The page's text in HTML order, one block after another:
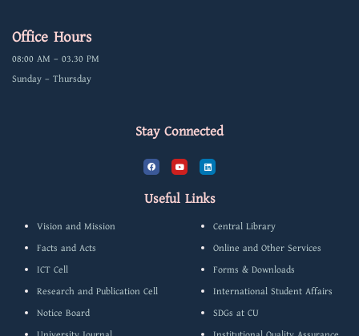
Office Hours
08:00 AM – 03.30 PM
Sunday – Thursday
Stay Connected
F
a
c
b
o
Y
o
u
u
b
L
i
n
d
Useful Links
Vision and Mission
Facts and Acts
ICT Cell
Research and Publication Cell
Notice Board
Central Library
Online and Other Services
Forms & Downloads
International Student Affairs
SDGs at CU